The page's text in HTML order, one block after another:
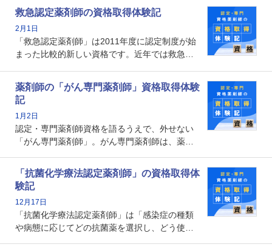
や、特有の疾患、心理状況を理解し、専門性を
深めることで、子どもとその保護者に寄り添え
る存在です。今回はそんな小児薬物療法認定薬
剤師の取得体験記をご紹介します。
救急認定薬剤師の資格取得体験記
2月1日
「救急認定薬剤師」は2011年度に認定制度が始
まった比較的新しい資格です。近年では救急病
増えているのではないでしょうか。今回はそん
な救急認定薬剤師の取得体験記をご紹介しま
す。
薬剤師の「がん専門薬剤師」資格取得体験
記
1月2日
認定・専門薬剤師資格を語るうえで、外せない
「がん専門薬剤師」。がん専門薬剤師は、薬剤
関する資格として、2009年に発足しました。薬
剤師の専門性を活かして高度化するがん医療に
貢献する姿は、今も病院薬剤師にとって一目置
かれる存在です。
「抗菌化学療法認定薬剤師」の資格取得体
験記
12月17日
「抗菌化学療法認定薬剤師」は「感染症の種類
や病態に応じてどの抗菌薬を選択し、どう使っ